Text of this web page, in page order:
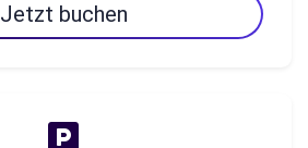
Jetzt buchen